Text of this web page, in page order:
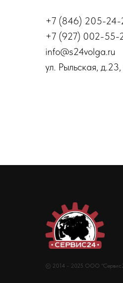
+7 (846) 205-24-
+7 (927) 002-55-
info@s24volga.ru
ул. Рыльская,
© 2014 - 2025 ООО